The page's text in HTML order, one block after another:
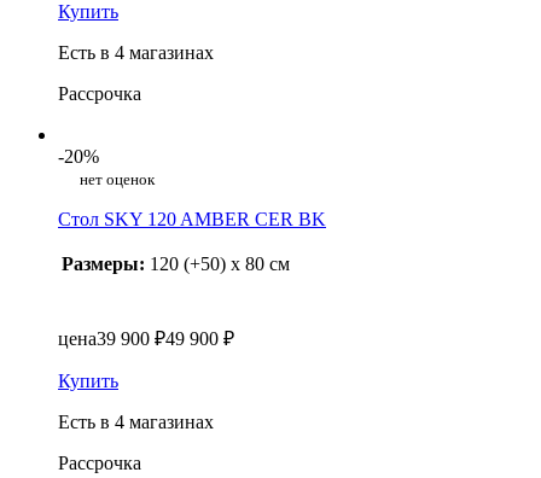
Купить
Есть в 4 магазинах
Рассрочка
-20%
нет оценок
Стол SKY 120 AMBER CER BK
Размеры: 120 (+50) x 80 см
цена39 900 ₽49 900 ₽
Купить
Есть в 4 магазинах
Рассрочка